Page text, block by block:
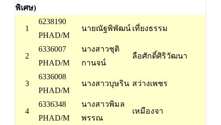
พิเศษ)
1
6238190
PHAD/M
นายณัฐพิพัฒน์ เที่ยงธรรม
2
6336007
PHAD/M
นางสาวชุติ
กานจน์
ลือศักดิ์ศิริวัฒนา
3
6336008
PHAD/M
นางสาวบุษริน สว่างเพชร
4
6336348
PHAD/M
นางสาวพิมล
พรรณ
เหมืองจา